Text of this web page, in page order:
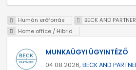
Humán erőforrás BECK AND
Home office / Hibrid
MUNKAÜGYI ÜGYINTÉZŐ
04.08.2026, BECK AND